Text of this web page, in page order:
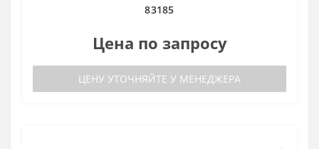
83185
Цена по запросу
ЦЕНУ УТОЧНЯЙТЕ У МЕНЕДЖЕРА